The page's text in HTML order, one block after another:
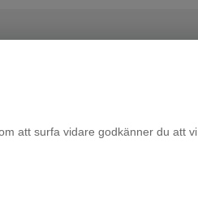
att surfa vidare godkänner du att vi